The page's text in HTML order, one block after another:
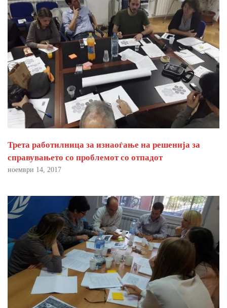
Трета работилница за изнаоѓање на решенија за
справувањето со проблемот со отпадот
ноември 14, 2017